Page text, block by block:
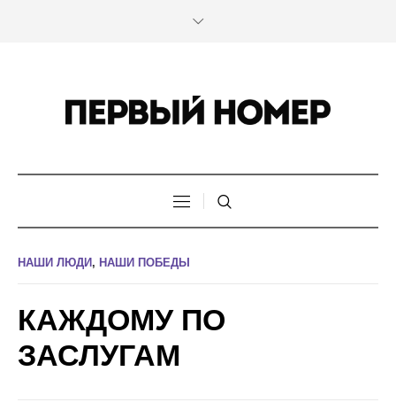
НАШИ ЛЮДИ , НАШИ ПОБЕДЫ
КАЖДОМУ ПО
ЗАСЛУГАМ